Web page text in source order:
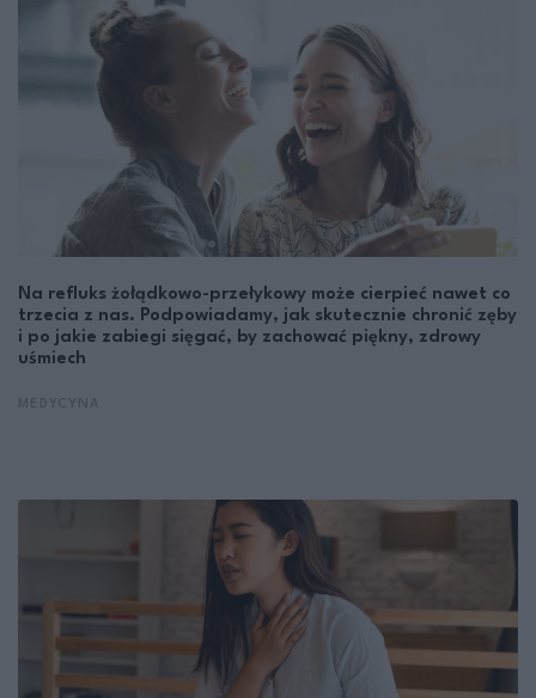
Na refluks żołądkowo-przełykowy może cierpieć nawet co
trzecia z nas. Podpowiadamy, jak skutecznie chronić zęby
i po jakie zabiegi sięgać, by zachować piękny, zdrowy
uśmiech